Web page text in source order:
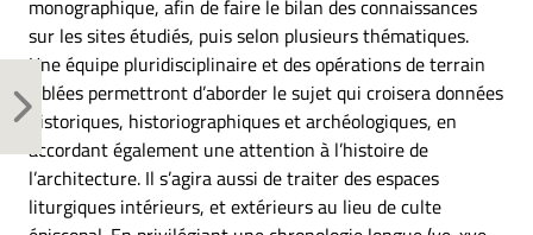
monographique, afin de faire le bilan des connaissances
sur les sites étudiés, puis selon plusieurs thématiques.
Une équipe pluridisciplinaire et des opérations de terrain
ciblées permettront d’aborder le sujet qui croisera données
historiques, historiographiques et archéologiques, en
accordant également une attention à l’histoire de
l’architecture. Il s’agira aussi de traiter des espaces
liturgiques intérieurs, et extérieurs au lieu de culte